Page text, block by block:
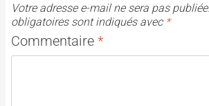
Votre adresse e-mail ne sera pas publiée.
obligatoires sont indiqués avec *
Commentaire *